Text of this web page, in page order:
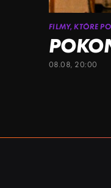
FILMY, KTÓRE
08.08, 20:00